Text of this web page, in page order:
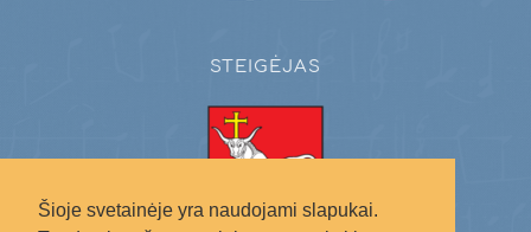
Šioje svetainėje yra naudojami slapukai.
STEIGĖJAS